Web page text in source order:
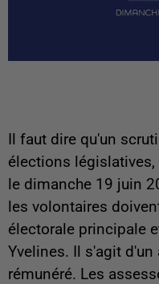
Il faut dire qu'un
élections
le dimanche 19 juin
es volontaires
électorale principale
Yvelines. Il s'agit
rémunéré. Les